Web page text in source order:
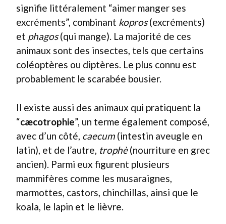
signifie littéralement “aimer manger ses
excréments”, combinant kopros(excréments)
et phagos(qui mange). La majorité de ces
animaux sont des insectes, tels que certains
coléoptères ou diptères. Le plus connu est
probablement le scarabée bousier.
Il existe aussi des animaux qui pratiquent la
“cæcotrophie”, un terme également composé,
avec d’un côté, caecum(intestin aveugle en
latin), et de l’autre, trophè(nourriture en grec
ancien). Parmi eux figurent plusieurs
mammifères comme les musaraignes,
marmottes, castors, chinchillas, ainsi que le
koala, le lapin et le lièvre.